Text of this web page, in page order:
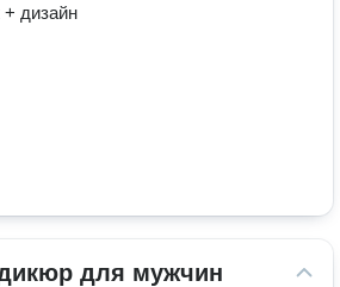
+ дизайн
для мужчин